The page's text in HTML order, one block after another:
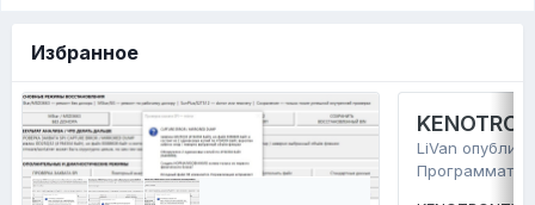
Избранное
LiVan